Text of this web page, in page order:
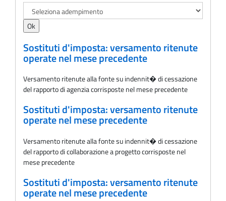
Sostituti d'imposta: versamento ritenute
operate nel mese precedente
Versamento ritenute alla fonte su indennit� di cessazione
del rapporto di agenzia corrisposte nel mese precedente
Sostituti d'imposta: versamento ritenute
operate nel mese precedente
Versamento ritenute alla fonte su indennit� di cessazione
del rapporto di collaborazione a progetto corrisposte nel
mese precedente
Sostituti d'imposta: versamento ritenute
operate nel mese precedente